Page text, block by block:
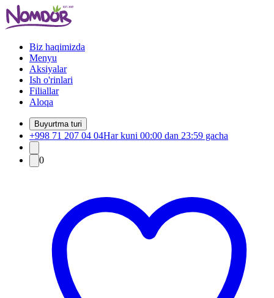
Biz haqimizda
Menyu
Aksiyalar
Ish o'rinlari
Filiallar
Aloqa
Buyurtma turi
+998 71 207 04 04Har kuni 00:00 dan 23:59 gacha
0